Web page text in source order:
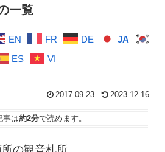
一覧
EN FR DE
JA
ES VI
2017.09.23 2023.12.16
事は約2分で読めます。
の観音札所。